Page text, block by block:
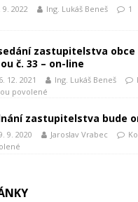
9. 2022 Ing. Lukáš Beneš 1
zastupitelstva obce
č. 33 – on-line
12. 2021 Ing. Lukáš Beneš
povolené
zastupitelstva bude
9. 2020 Jaroslav Vrabec